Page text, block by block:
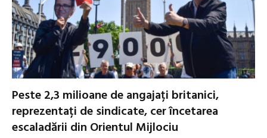
Peste 2,3 milioane de angajați britanici,
reprezentați de sindicate, cer încetarea
escaladării din Orientul Mijlociu